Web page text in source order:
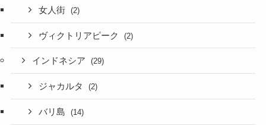
女人街 (2)
ヴィクトリアピーク (2)
インドネシア (29)
ジャカルタ (2)
バリ島 (14)